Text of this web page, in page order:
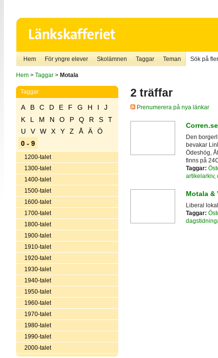
Hem För yngre elever Skolämnen Taggar Teman Sök på
Hem> Taggar> Motala
Taggar
A B C D E F G H I
J
K
L M N O P Q R S
T
U
V W X Y Z Å Ä
Ö
0 - 9
1200-talet
1300-talet
1400-talet
1500-talet
1600-talet
1700-talet
1800-talet
1900-talet
1910-talet
1920-talet
1930-talet
1940-talet
1950-talet
1960-talet
1970-talet
1980-talet
1990-talet
2000-talet
2 träffar
Prenumerera på nya länkar
Corren.se
Den
bevakar
Ödeshög,
finns på
Taggar:
artikelarkiv,
Motala &
Liberal
Taggar: